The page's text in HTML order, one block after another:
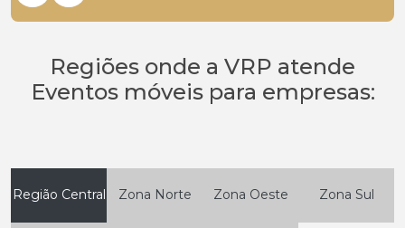
Regiões onde a VRP atende
Eventos móveis para empresas:
Região Central Zona Norte Zona Oeste Zona Sul